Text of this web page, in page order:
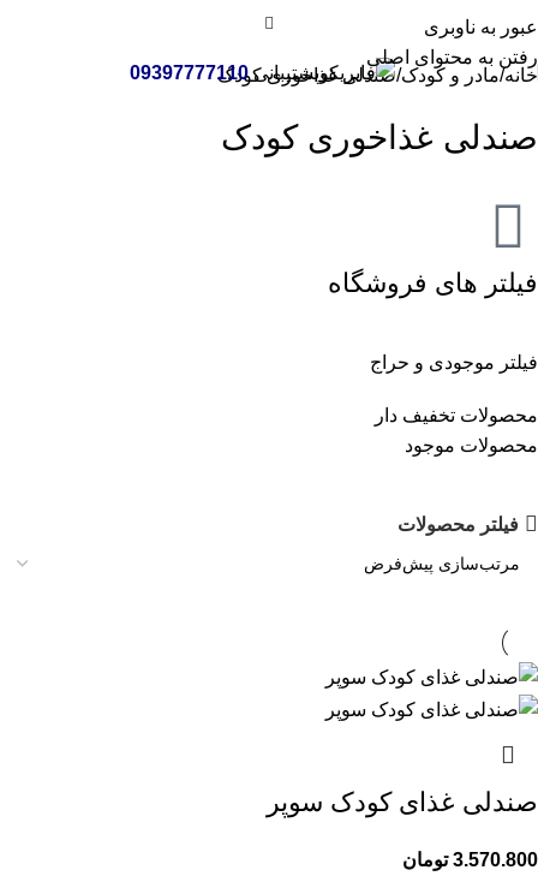
عبور به ناوبری
رفتن به محتوای اصلی
پشتیبانی09397777110 خانه مادر و کودک صندلی غذاخوری کودک
صندلی غذاخوری کودک
فیلتر های فروشگاه
فیلتر موجودی و حراج
محصولات تخفیف دار
محصولات موجود
فیلتر محصولات
صندلی غذای کودک سوپر
3.570.800 تومان